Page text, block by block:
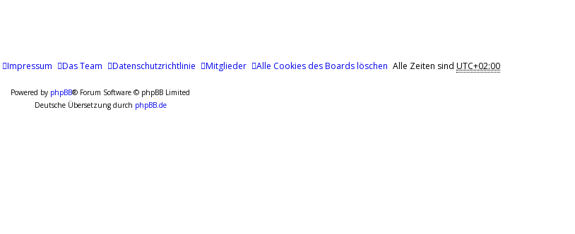
Alle Zeiten sind UTC+02:00
Alle Cookies des Boards löschen
Mitglieder
Datenschutzrichtlinie
Das Team
Impressum
Powered by phpBB® Forum Software © phpBB Limited
Deutsche Übersetzung durch phpBB.de